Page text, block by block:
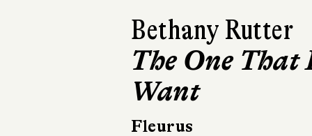
Bethany Rutter
The One That
Want
Fleurus